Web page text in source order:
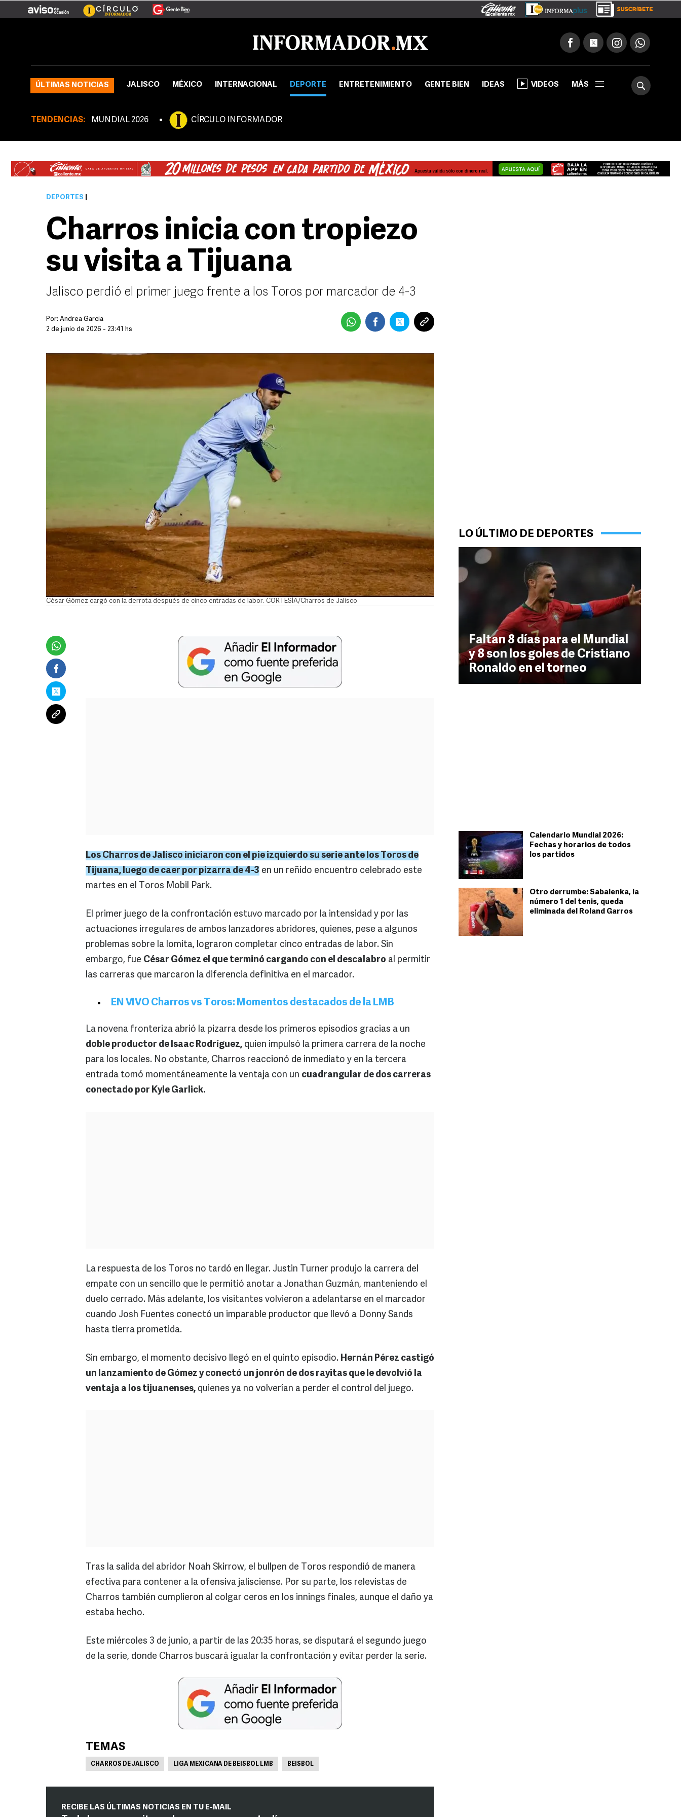
ÚLTIMAS NOTICIAS JALISCO MÉXICO INTERNACIONAL DEPORTE ENTRETENIMIENTO GENTE BIEN IDEAS VIDEOS MÁS
TENDENCIAS: MUNDIAL 2026 CÍRCULO INFORMADOR
LO ÚLTIMO DE DEPORTES
Faltan 8 días para el Mundial
y 8 son los goles de Cristiano
Ronaldo en el torneo
Calendario Mundial 2026:
Fechas y horarios de todos
los partidos
Otro derrumbe: Sabalenka, la
número 1 del tenis, queda
eliminada del Roland Garros
DEPORTES
Charros inicia con tropiezo
su visita a Tijuana
Jalisco perdió el primer juego frente a los Toros por marcador de 4-3
Por: Andrea Garcia
2 de junio de 2026 - 23:41 hs
César Gómez cargó con la derrota después de cinco entradas de labor. CORTESÍA/Charros de Jalisco
Los Charros de Jalisco iniciaron con el pie izquierdo su serie ante los Toros de
Tijuana, luego de caer por pizarra de 4-3 en un reñido encuentro celebrado este
martes en el Toros Mobil Park.
El primer juego de la confrontación estuvo marcado por la intensidad y por las
actuaciones irregulares de ambos lanzadores abridores, quienes, pese a algunos
problemas sobre la lomita, lograron completar cinco entradas de labor. Sin
embargo, fue César Gómez el que terminó cargando con el descalabro al permitir
las carreras que marcaron la diferencia definitiva en el marcador.
EN VIVO Charros vs Toros: Momentos destacados de la LMB
La novena fronteriza abrió la pizarra desde los primeros episodios gracias a un
doble productor de Isaac Rodríguez, quien impulsó la primera carrera de la noche
para los locales. No obstante, Charros reaccionó de inmediato y en la tercera
entrada tomó momentáneamente la ventaja con un cuadrangular de dos carreras
conectado por Kyle Garlick.
La respuesta de los Toros no tardó en llegar. Justin Turner produjo la carrera del
empate con un sencillo que le permitió anotar a Jonathan Guzmán, manteniendo el
duelo cerrado. Más adelante, los visitantes volvieron a adelantarse en el marcador
cuando Josh Fuentes conectó un imparable productor que llevó a Donny Sands
hasta tierra prometida.
Sin embargo, el momento decisivo llegó en el quinto episodio. Hernán Pérez castigó
un lanzamiento de Gómez y conectó un jonrón de dos rayitas que le devolvió la
ventaja a los tijuanenses, quienes ya no volverían a perder el control del juego.
Tras la salida del abridor Noah Skirrow, el bullpen de Toros respondió de manera
efectiva para contener a la ofensiva jalisciense. Por su parte, los relevistas de
Charros también cumplieron al colgar ceros en los innings finales, aunque el daño ya
estaba hecho.
Este miércoles 3 de junio, a partir de las 20:35 horas, se disputará el segundo juego
de la serie, donde Charros buscará igualar la confrontación y evitar perder la serie.
TEMAS
CHARROS DE JALISCO LIGA MEXICANA DE BEISBOL LMB BEISBOL
RECIBE LAS ÚLTIMAS NOTICIAS EN TU E-MAIL